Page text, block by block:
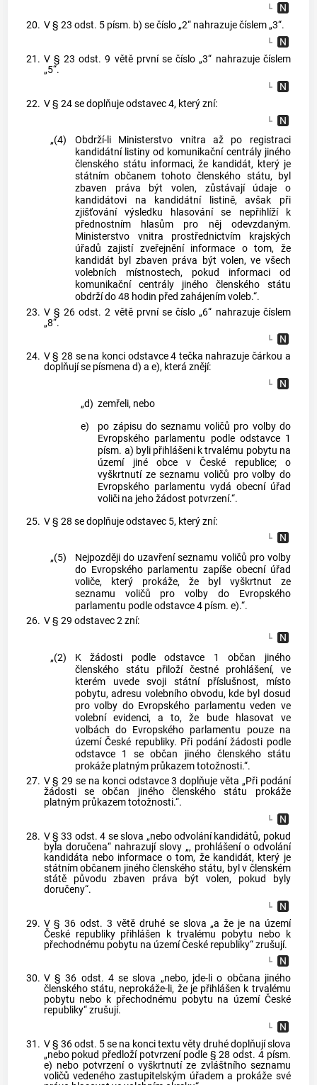
20. V § 23 odst. 5 písm. b) se číslo „2“ nahrazuje číslem „3“.
21. V § 23 odst. 9 větě první se číslo „3“ nahrazuje číslem
„5“.
22. V § 24 se doplňuje odstavec 4, který zní:
„(4)
Obdrží-li Ministerstvo vnitra až po registraci
kandidátní listiny od komunikační centrály jiného
členského státu informaci, že kandidát, který je
státním občanem tohoto členského státu, byl
zbaven práva být volen, zůstávají údaje o
kandidátovi na kandidátní listině, avšak při
zjišťování výsledku hlasování se nepřihlíží k
přednostním hlasům pro něj odevzdaným.
Ministerstvo vnitra prostřednictvím krajských
úřadů zajistí zveřejnění informace o tom, že
kandidát byl zbaven práva být volen, ve všech
volebních místnostech, pokud informaci od
komunikační centrály jiného členského státu
obdrží do 48 hodin před zahájením voleb.“.
23. V § 26 odst. 2 větě první se číslo „6“ nahrazuje číslem
„8“.
24. V § 28 se na konci odstavce 4 tečka nahrazuje čárkou a
doplňují se písmena d) a e), která znějí:
„d) zemřeli, nebo
e)
po zápisu do seznamu voličů pro volby do
Evropského parlamentu podle odstavce 1
písm. a) byli přihlášeni k trvalému pobytu na
území jiné obce v České republice; o
vyškrtnutí ze seznamu voličů pro volby do
Evropského parlamentu vydá obecní úřad
voliči na jeho žádost potvrzení.“.
25. V § 28 se doplňuje odstavec 5, který zní:
„(5)
Nejpozději do uzavření seznamu voličů pro volby
do Evropského parlamentu zapíše obecní úřad
voliče, který prokáže, že byl vyškrtnut ze
seznamu voličů pro volby do Evropského
parlamentu podle odstavce 4 písm. e).“.
26. V § 29 odstavec 2 zní:
„(2)
K žádosti podle odstavce 1 občan jiného
členského státu přiloží čestné prohlášení, ve
kterém uvede svoji státní příslušnost, místo
pobytu, adresu volebního obvodu, kde byl dosud
pro volby do Evropského parlamentu veden ve
volební evidenci, a to, že bude hlasovat ve
volbách do Evropského parlamentu pouze na
území České republiky. Při podání žádosti podle
odstavce 1 se občan jiného členského státu
prokáže platným průkazem totožnosti.“.
27. V § 29 se na konci odstavce 3 doplňuje věta „Při podání
žádosti se občan jiného členského státu prokáže
platným průkazem totožnosti.“.
28. V § 33 odst. 4 se slova „nebo odvolání kandidátů, pokud
byla doručena“ nahrazují slovy „, prohlášení o odvolání
kandidáta nebo informace o tom, že kandidát, který je
státním občanem jiného členského státu, byl v členském
státě původu zbaven práva být volen, pokud byly
doručeny“.
29. V § 36 odst. 3 větě druhé se slova „a že je na území
České republiky přihlášen k trvalému pobytu nebo k
přechodnému pobytu na území České republiky“ zrušují.
30. V § 36 odst. 4 se slova „nebo, jde-li o občana jiného
členského státu, neprokáže-li, že je přihlášen k trvalému
pobytu nebo k přechodnému pobytu na území České
republiky“ zrušují.
31. V § 36 odst. 5 se na konci textu věty druhé doplňují slova
„nebo pokud předloží potvrzení podle § 28 odst. 4 písm.
e) nebo potvrzení o vyškrtnutí ze zvláštního seznamu
voličů vedeného zastupitelským úřadem a prokáže své